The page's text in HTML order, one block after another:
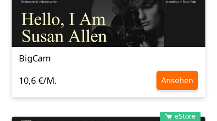
BigCam
10,6 €/M.
Ansehen
eStore